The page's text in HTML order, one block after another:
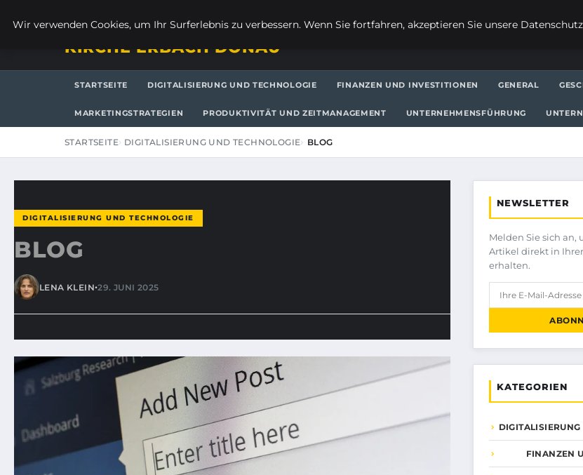
KIRCHE ERBACH DONAU
STARTSEITE DIGITALISIERUNG UND TECHNOLOGIE FINANZEN UND INVESTITIONEN GENERAL
MARKETINGSTRATEGIEN PRODUKTIVITÄT UND ZEITMANAGEMENT UNTERNEHMENSFÜHRUNG
STARTSEITE DIGITALISIERUNG UND TECHNOLOGIE BLOG
DIGITALISIERUNG UND TECHNOLOGIE
BLOG
LENA KLEIN•29. JUNI 2025
NEWSLETTER
Melden Sie sich an,
Artikel direkt in
erhalten.
KATEGORIEN
FINANZEN
Wir verwenden Cookies, um Ihr Surferlebnis zu verbessern. Wenn Sie fortfahren, akzeptieren Sie unsere